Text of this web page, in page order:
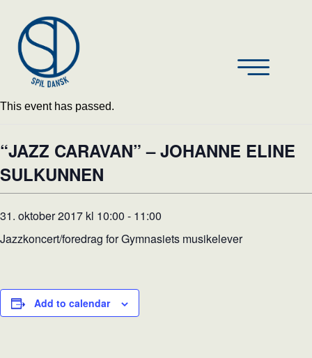
This event has passed.
“JAZZ CARAVAN” – JOHANNE ELINE
SULKUNNEN
31. oktober 2017 kl 10:00 - 11:00
Jazzkoncert/foredrag for Gymnasiets musikelever
Add to calendar